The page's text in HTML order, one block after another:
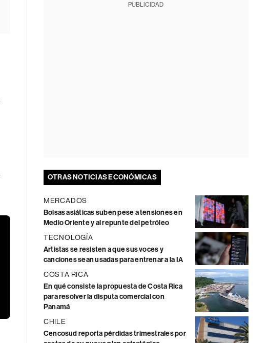
PUBLICIDAD
OTRAS NOTICIAS ECONÓMICAS
MERCADOS
Bolsas asiáticas suben pese a tensiones en
Medio Oriente y al repunte del petróleo
TECNOLOGÍA
Artistas se resisten a que sus voces y
canciones sean usadas para entrenar a la IA
COSTA RICA
En qué consiste la propuesta de Costa Rica
para resolver la disputa comercial con
Panamá
CHILE
Cencosud reporta pérdidas trimestrales por